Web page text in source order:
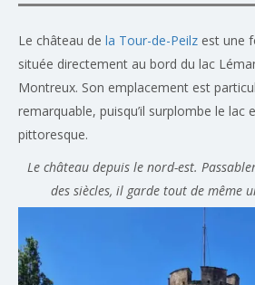
Le château de la Tour-de-Peilz est une
située directement au bord du lac
Montreux. Son emplacement est
remarquable, puisqu’il surplombe le lac
pittoresque.
Le château depuis le nord-est.
des siècles, il garde tout de même